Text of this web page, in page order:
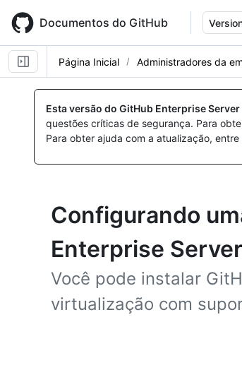
main
content
Documentos do GitHub
Página Inicial Administradores da
Esta versão do GitHub Enterprise
questões críticas de segurança. Para
Para obter ajuda com a atualização,
Configurando
Enterprise Server
Você pode instalar
virtualização com